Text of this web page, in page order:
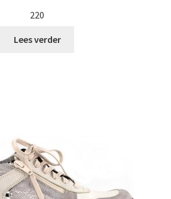
220
Lees verder